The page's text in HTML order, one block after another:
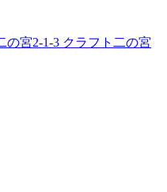
宮2-1-3 クラフト二の宮